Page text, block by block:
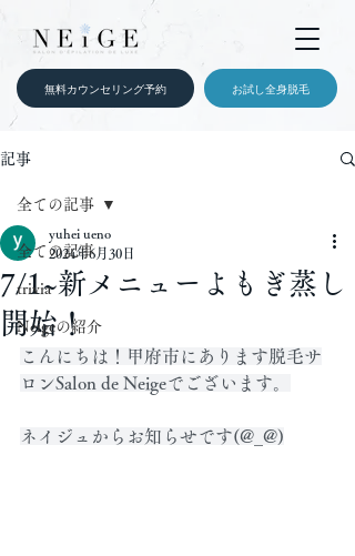
無料カウンセリング予約 お試し全身脱毛
記事
全ての記事
trivia
Neigeの紹介
全ての記事
7/1~新メニューよもぎ蒸し
開始！
yuhei ueno
2024年6月30日
こんにちは！甲府市にあります脱毛サ
ロンSalon de Neigeでございます。
ネイジュからお知らせです(@_@)